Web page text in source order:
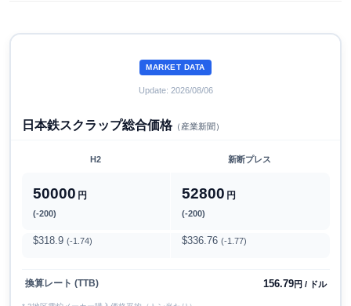
MARKET DATA
Update: 2026/08/06
日本鉄スクラップ総合価格（産業新聞）
H2 新断プレス
50000 円
(-200)
52800 円
(-200)
$318.9 (-1.74) $336.76 (-1.77)
換算レート (TTB) 156.79円 / ドル